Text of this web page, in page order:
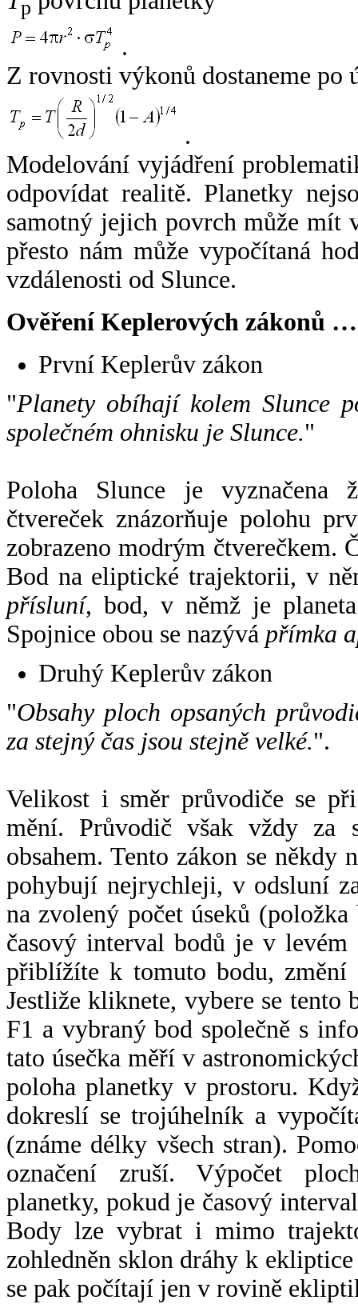
p
.
Z rovnosti výkonů dostaneme po
.
Modelování vyjádření
odpovídat realitě. Planetky
samotný jejich povrch může mít
přesto nám může vypočítaná
vzdálenosti od Slunce.
Ověření Keplerových zákonů …
První Keplerův zákon
"Planety obíhají kolem Slunce
společném ohnisku je Slunce."
Poloha Slunce je vyznačena
čtvereček znázorňuje polohu
zobrazeno modrým čtverečkem.
Bod na eliptické trajektorii, v
přísluní, bod, v němž je
Spojnice obou se nazývá přímka
Druhý Keplerův zákon
"Obsahy ploch opsaných
za stejný čas jsou stejně velké.".
Velikost i směr průvodiče se
mění. Průvodič však vždy za
obsahem. Tento zákon se někdy
pohybují nejrychleji, v odsluní
na zvolený počet úseků
časový interval bodů je v
přiblížíte k tomuto bodu,
Jestliže kliknete, vybere se tento
F1 a vybraný bod společně s
tato úsečka měří v
poloha planetky v prostoru.
dokreslí se trojúhelník a
(známe délky všech stran).
označení zruší. Výpočet
planetky, pokud je časový
Body lze vybrat i mimo
zohledněn sklon dráhy k
se pak počítají jen v rovině